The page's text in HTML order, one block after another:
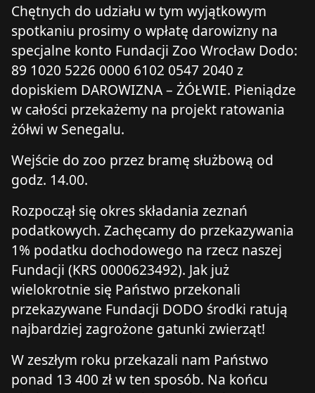
Chętnych do udziału w tym wyjątkowym
spotkaniu prosimy o wpłatę darowizny na
specjalne konto Fundacji Zoo Wrocław Dodo:
89 1020 5226 0000 6102 0547 2040 z
dopiskiem DAROWIZNA – ŻÓŁWIE. Pieniądze
w całości przekażemy na projekt ratowania
żółwi w Senegalu.
Wejście do zoo przez bramę służbową od
godz. 14.00.
Rozpoczął się okres składania zeznań
podatkowych. Zachęcamy do przekazywania
1% podatku dochodowego na rzecz naszej
Fundacji (KRS 0000623492). Jak już
wielokrotnie się Państwo przekonali
przekazywane Fundacji DODO środki ratują
najbardziej zagrożone gatunki zwierząt!
W zeszłym roku przekazali nam Państwo
ponad 13 400 zł w ten sposób. Na końcu